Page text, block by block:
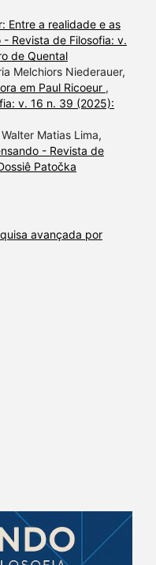
Entre a realidade e as
- Revista de Filosofia: v.
de Quental
Melchiors Niederauer,
em Paul Ricoeur ,
v. 16 n. 39 (2025):
Matias Lima,
- Revista de
Patočka
avançada por